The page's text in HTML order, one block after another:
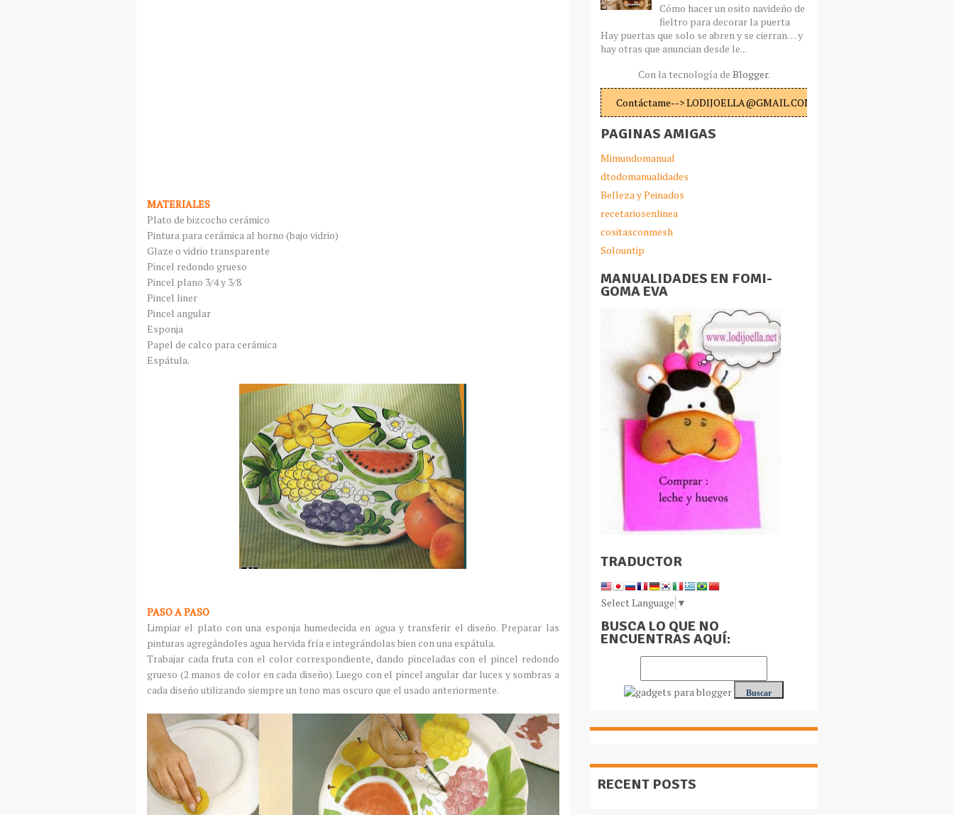
MATERIALES
Plato de bizcocho cerámico
Pintura para cerámica al horno (bajo vidrio)
Glaze o vidrio transparente
Pincel redondo grueso
Pincel plano 3/4 y 3/8
Pincel liner
Pincel angular
Esponja
Papel de calco para cerámica
Espátula.
PASO A PASO
Limpiar el plato con una esponja humedecida en agua y transferir el diseño. Preparar las
pinturas agregándoles agua hervida fría e integrándolas bien con una espátula.
Trabajar cada fruta con el color correspondiente, dando pinceladas con el pincel redondo
grueso (2 manos de color en cada diseño). Luego con el pincel angular dar luces y sombras a
cada diseño utilizando siempre un tono mas oscuro que el usado anteriormente.
Cómo hacer un osito navideño de
fieltro para decorar la puerta
Hay puertas que solo se abren y se cierran… y
hay otras que anuncian desde le...
Con la tecnología de Blogger.
Contáctame--> LODIJOELLA@GMAIL.COM
PAGINAS AMIGAS
Mimundomanual
dtodomanualidades
Belleza y Peinados
recetariosenlinea
cositasconmesh
Solountip
MANUALIDADES EN FOMI-
GOMA EVA
TRADUCTOR
Select Language ▼
BUSCA LO QUE NO
ENCUENTRAS AQUÍ:
RECENT POSTS